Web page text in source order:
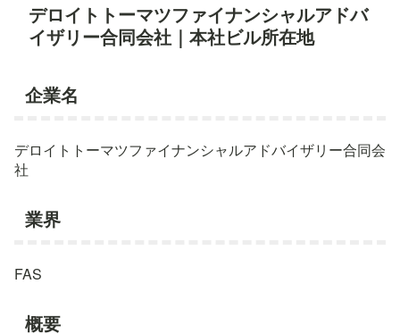
デロイトトーマツファイナンシャルアドバ
イザリー合同会社｜本社ビル所在地
企業名
デロイトトーマツファイナンシャルアドバイザリー合同会
社
業界
FAS
概要